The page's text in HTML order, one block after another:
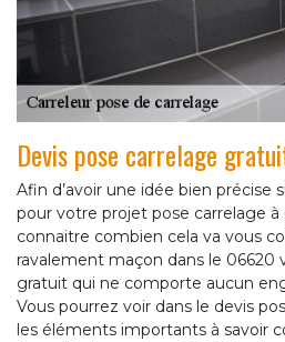
Devis pose carrelage
Afin d’avoir une idée bien précise
pour votre projet pose carrelage
connaitre combien cela va vous
ravalement maçon dans le 06620
gratuit qui ne comporte aucun
Vous pourrez voir dans le devis
les éléments importants à savoir